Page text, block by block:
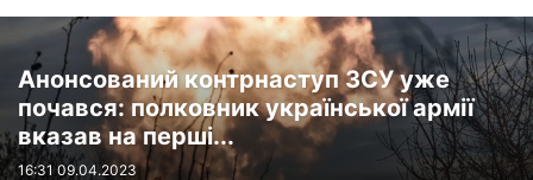
Анонсований контрнаступ ЗСУ уже
почався: полковник української армії
вказав на перші...
16:31 09.04.2023